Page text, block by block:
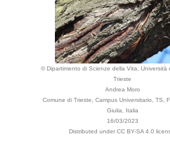
© Dipartimento di Scienze della Vita, Università
Trieste
Andrea Moro
Comune di Trieste, Campus Universitario, TS,
Giulia, Italia
16/03/2023
Distributed under CC BY-SA 4.0